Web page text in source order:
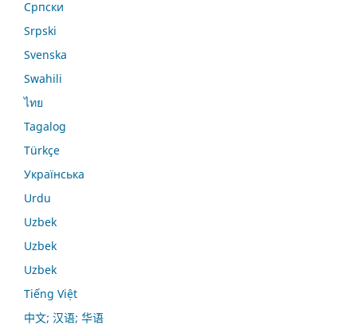
Српски
Srpski
Svenska
Swahili
ไทย
Tagalog
Türkçe
Українська
Urdu
Uzbek
Uzbek
Uzbek
Tiếng Việt
中文; 汉语; 华语